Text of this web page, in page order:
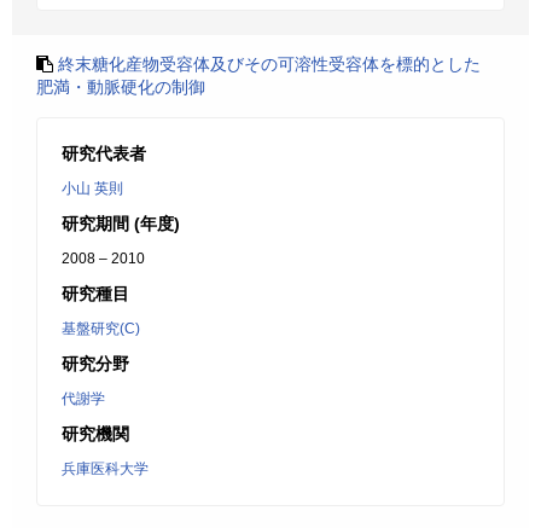
終末糖化産物受容体及びその可溶性受容体を標的とした
肥満・動脈硬化の制御
研究代表者
小山 英則
研究期間 (年度)
2008 – 2010
研究種目
基盤研究(C)
研究分野
代謝学
研究機関
兵庫医科大学